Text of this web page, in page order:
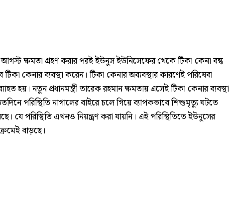
ক্ষমতা গ্রহণ করার পরই ইউনুস ইউনিসেফের থেকে টিকা কেনা বন্ধ
টিকা কেনার ব্যবস্থা করেন। টিকা কেনার অব্যবস্থার কারণেই পরিষেবা
হয়। নতুন প্রধানমন্ত্রী তারেক রহমান ক্ষমতায় এসেই টিকা কেনার ব্যবস্থা
পরিস্থিতি নাগালের বাইরে চলে গিয়ে ব্যাপকভাবে শিশুমৃত্যু ঘটতে
যে পরিস্থিতি এখনও নিয়ন্ত্রণ করা যায়নি। এই পরিস্থিতিতে ইউনুসের
বাড়ছে।